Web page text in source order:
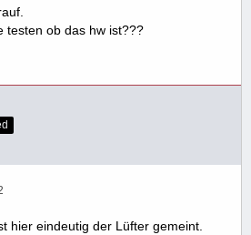
testen ob das hw ist???
hier eindeutig der Lüfter gemeint.